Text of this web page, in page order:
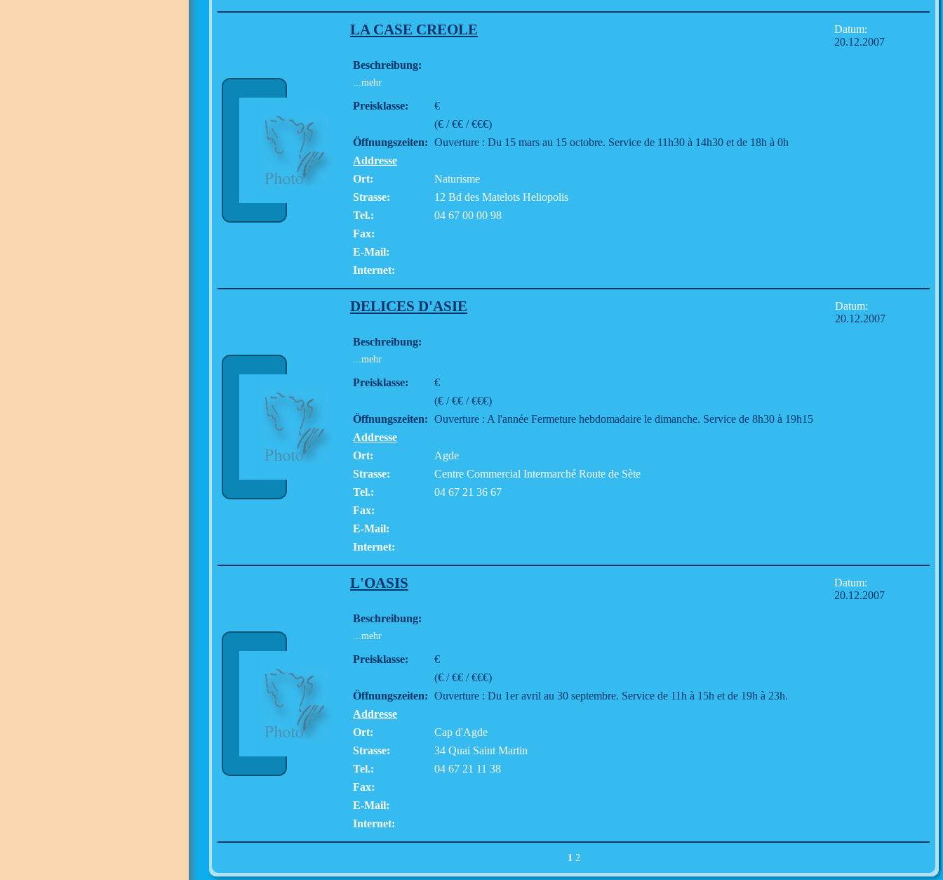
LA CASE CREOLE
Datum:
20.12.2007
Beschreibung:
...mehr
Preisklasse:
€
(€ / €€ / €€€)
Öffnungszeiten: Ouverture : Du 15 mars au 15 octobre. Service de 11h30 à 14h30 et de 18h à 0h
Addresse
Ort:
Naturisme
Strasse:
12 Bd des Matelots Heliopolis
Tel.:
04 67 00 00 98
Fax:
E-Mail:
Internet:
DELICES D'ASIE
Datum:
20.12.2007
Beschreibung:
...mehr
Preisklasse:
€
(€ / €€ / €€€)
Öffnungszeiten: Ouverture : A l'année Fermeture hebdomadaire le dimanche. Service de 8h30 à 19h15
Addresse
Ort:
Agde
Strasse:
Centre Commercial Intermarché Route de Sète
Tel.:
04 67 21 36 67
Fax:
E-Mail:
Internet:
L'OASIS
Datum:
20.12.2007
Beschreibung:
...mehr
Preisklasse:
€
(€ / €€ / €€€)
Öffnungszeiten: Ouverture : Du 1er avril au 30 septembre. Service de 11h à 15h et de 19h à 23h.
Addresse
Ort:
Cap d'Agde
Strasse:
34 Quai Saint Martin
Tel.:
04 67 21 11 38
Fax:
E-Mail:
Internet:
1 2